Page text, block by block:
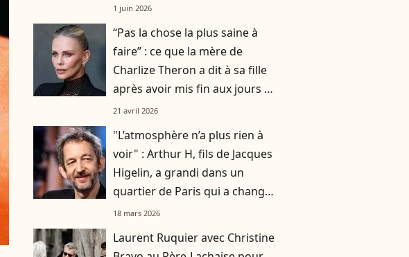
1 juin 2026
“Pas la chose la plus saine à
faire” : ce que la mère de
Charlize Theron a dit à sa fille
après avoir mis fin aux jours de
son père
21 avril 2026
"L’atmosphère n’a plus rien à
voir" : Arthur H, fils de Jacques
Higelin, a grandi dans un
quartier de Paris qui a changé
du tout au tout
18 mars 2026
Laurent Ruquier avec Christine